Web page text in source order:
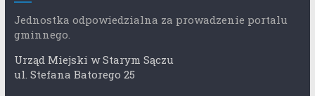
Jednostka odpowiedzialna za prowadzenie portalu
gminnego.
Urząd Miejski w Starym Sączu
ul. Stefana Batorego 25